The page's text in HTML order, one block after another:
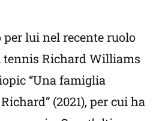
per lui nel recente ruolo
tennis Richard Williams
“Una famiglia
(2021), per cui ha